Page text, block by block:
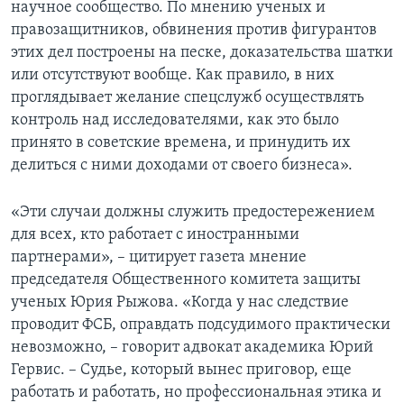
научное сообщество. По мнению ученых и
правозащитников, обвинения против фигурантов
этих дел построены на песке, доказательства шатки
или отсутствуют вообще. Как правило, в них
проглядывает желание спецслужб осуществлять
контроль над исследователями, как это было
принято в советские времена, и принудить их
делиться с ними доходами от своего бизнеса».
«Эти случаи должны служить предостережением
для всех, кто работает с иностранными
партнерами», – цитирует газета мнение
председателя Общественного комитета защиты
ученых Юрия Рыжова. «Когда у нас следствие
проводит ФСБ, оправдать подсудимого практически
невозможно, – говорит адвокат академика Юрий
Гервис. – Судье, который вынес приговор, еще
работать и работать, но профессиональная этика и